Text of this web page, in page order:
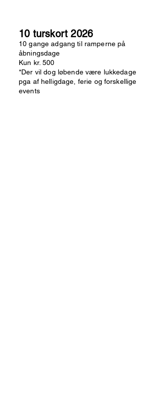
10 turskort 2026
10 gange adgang til ramperne på
åbningsdage
Kun kr. 500
*Der vil dog løbende være lukkedage
pga af helligdage, ferie og forskellige
events